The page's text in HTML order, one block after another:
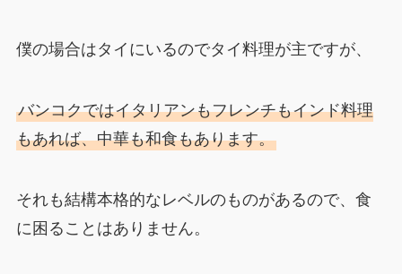
僕の場合はタイにいるのでタイ料理が主ですが、
バンコクではイタリアンもフレンチもインド料理
もあれば、中華も和食もあります。
それも結構本格的なレベルのものがあるので、食
に困ることはありません。